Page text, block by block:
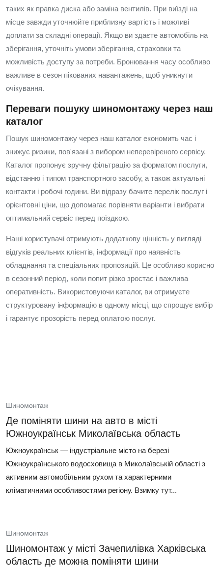
таких як правка диска або заміна вентилів. При виїзді на
місце завжди уточнюйте приблизну вартість і можливі
доплати за складні операції. Якщо ви здаєте автомобіль на
зберігання, уточніть умови зберігання, страховки та
можливість доступу за потреби. Бронювання часу особливо
важливе в сезон пікованих навантажень, щоб уникнути
очікування.
Переваги пошуку шиномонтажу через наш
каталог
Пошук шиномонтажу через наш каталог економить час і
знижує ризики, пов'язані з вибором неперевіреного сервісу.
Каталог пропонує зручну фільтрацію за форматом послуги,
відстанню і типом транспортного засобу, а також актуальні
контакти і робочі години. Ви відразу бачите перелік послуг і
орієнтовні ціни, що допомагає порівняти варіанти і вибрати
оптимальний сервіс перед поїздкою.
Наші користувачі отримують додаткову цінність у вигляді
відгуків реальних клієнтів, інформації про наявність
обладнання та спеціальних пропозицій. Це особливо корисно
в сезонний період, коли попит різко зростає і важлива
оперативність. Використовуючи каталог, ви отримуєте
структуровану інформацію в одному місці, що спрощує вибір
і гарантує прозорість перед оплатою послуг.
Шиномонтаж
Де поміняти шини на авто в місті
Южноукраїнськ Миколаївська область
Южноукраїнськ — індустріальне місто на березі
Южноукраїнського водосховища в Миколаївській області з
активним автомобільним рухом та характерними
кліматичними особливостями регіону. Взимку тут...
Шиномонтаж
Шиномонтаж у місті Зачепилівка Харківська
область де можна поміняти шини